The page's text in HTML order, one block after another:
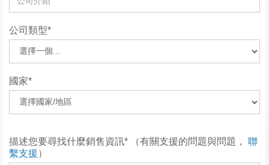
公司類型*
國家*
描述您要尋找什麼銷售資訊* （有關支援的問題與問題， 聯
繫支援）